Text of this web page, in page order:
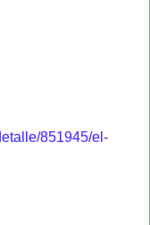
851945/el-